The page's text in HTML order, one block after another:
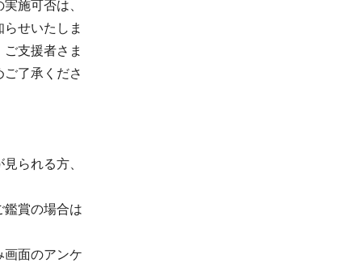
施可否は、
せいたしま
支援者さま
了承くださ
られる方、
賞の場合は
面のアンケ